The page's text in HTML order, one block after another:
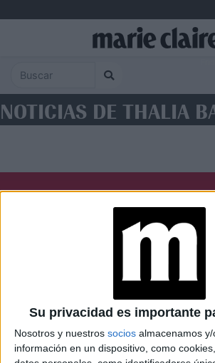
Su privacidad es importante
Nosotros y nuestros socios almacenamos
información en un dispositivo, como
NOTICIAS DE THALIA
Caras Noticias
Weekend Parabrisas
Look
Luz Mía Lunateen